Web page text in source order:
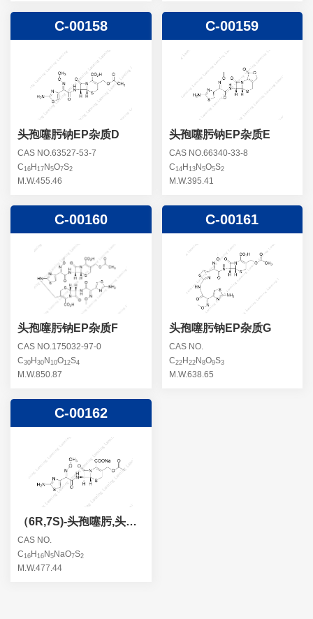
C-00158
头孢噻肟钠EP杂质D
CAS NO.63527-53-7
C16 H 17 N 5O7S2
M.W.455.46
C-00159
头孢噻肟钠EP杂质E
CAS NO.66340-33-8
C14 H 13N 5O5S2
M.W.395.41
C-00160
头孢噻肟钠EP杂质F
CAS NO.175032-97-0
C30 H 30 N 10O12S4
M.W.850.87
C-00161
头孢噻肟钠EP杂质G
CAS NO.
C22H 22N 8O9S3
M.W.638.65
C-00162
（6R,7S)-头孢噻肟,头孢
噻肟差向异构体
CAS NO.
C16 H 16 N 5 NaO7S2
M.W.477.44